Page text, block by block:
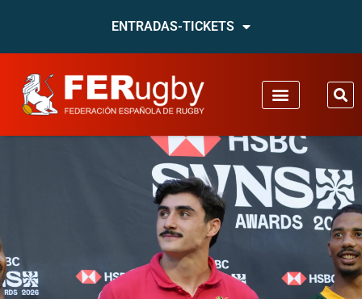
ENTRADAS-TICKETS